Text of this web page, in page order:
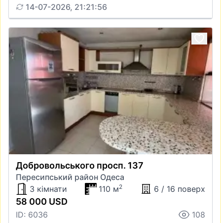
14-07-2026, 21:21:56
Добровольського просп. 137
Пересипський район Одеса
3 кімнати
110 м2 6 / 16 поверх
58 000 USD
ID: 6036
108